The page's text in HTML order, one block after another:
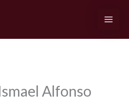
Alfonso